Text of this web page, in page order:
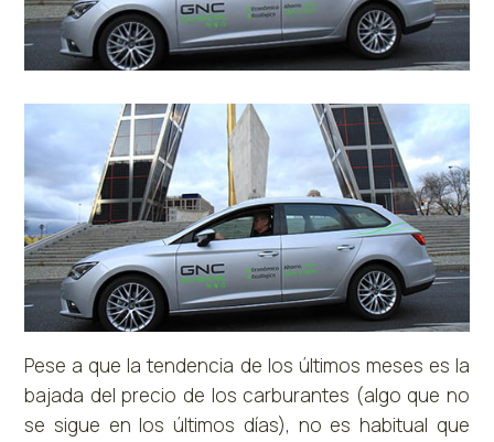
Pese a que la tendencia de los últimos meses es la
bajada del precio de los carburantes (algo que no
se sigue en los últimos días), no es habitual que